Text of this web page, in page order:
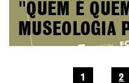
"QUEM É
MUSEOLOGIA
1 2